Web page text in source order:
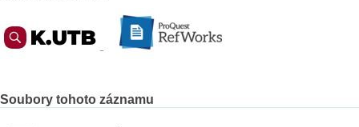
Soubory tohoto záznamu